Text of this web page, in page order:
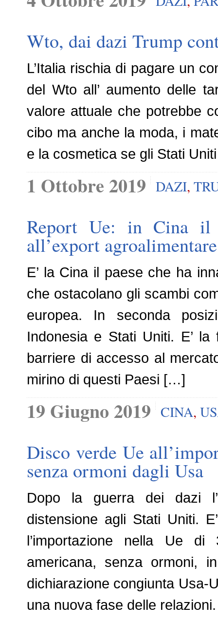
Wto, dai dazi Trump
L’Italia rischia di pagare un
del Wto all’ aumento delle
valore attuale che potrebbe
cibo ma anche la moda, i
e la cosmetica se gli Stati
1 Ottobre 2019 DAZI,
Report Ue: in Cina il
all’export agroalimentare
E’ la Cina il paese che ha
che ostacolano gli scambi
europea. In seconda
Indonesia e Stati Uniti. E’
barriere di accesso al
mirino di questi Paesi […]
19 Giugno 2019 CINA,
Disco verde Ue
senza ormoni dagli Usa
Dopo la guerra dei dazi
distensione agli Stati Uniti.
l’importazione nella Ue
americana, senza ormoni,
dichiarazione congiunta Usa-
una nuova fase delle